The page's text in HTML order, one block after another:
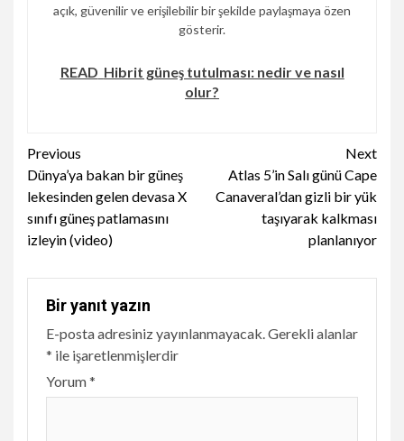
açık, güvenilir ve erişilebilir bir şekilde paylaşmaya özen
gösterir.
READ Hibrit güneş tutulması: nedir ve nasıl
olur?
Continue
Reading
Previous
Dünya’ya bakan bir güneş
lekesinden gelen devasa X
sınıfı güneş patlamasını
izleyin (video)
Next
Atlas 5’in Salı günü Cape
Canaveral’dan gizli bir yük
taşıyarak kalkması
planlanıyor
Bir yanıt yazın
E-posta adresiniz yayınlanmayacak. Gerekli alanlar
* ile işaretlenmişlerdir
Yorum*